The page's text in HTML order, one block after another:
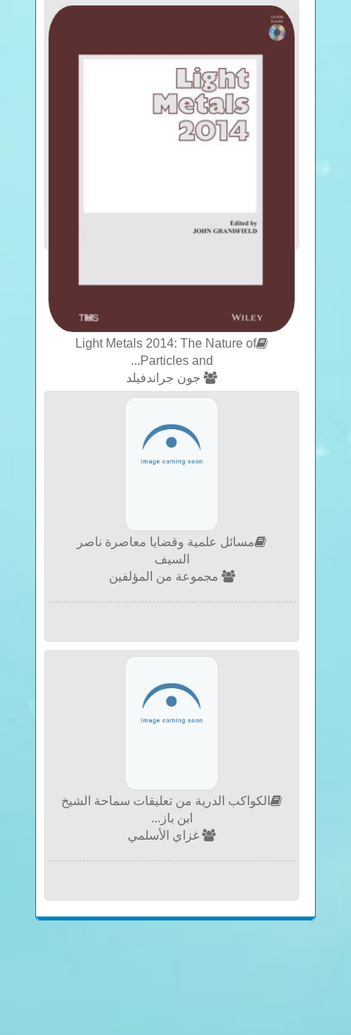
Light Metals 2014: The Nature of
Particles and...
جون جراندفيلد
مسائل علمية وقضايا معاصرة ناصر
السيف
مجموعة من المؤلفين
الكواكب الدرية من تعليقات سماحة الشيخ
ابن باز...
غزاي الأسلمي